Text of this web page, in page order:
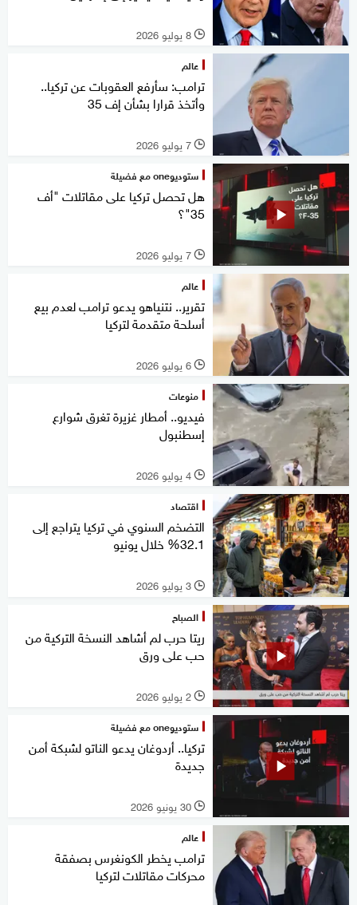
l 8 يوليو 2026
عالم
ترامب: سأرفع العقوبات عن تركيا..
وأتخذ قرارا بشأن إف 35
l 7 يوليو 2026
ستوديوone مع فضيلة
هل تحصل تركيا على مقاتلات "أف
35"؟
l 7 يوليو 2026
عالم
تقرير.. نتنياهو يدعو ترامب لعدم بيع
أسلحة متقدمة لتركيا
l 6 يوليو 2026
منوعات
فيديو.. أمطار غزيرة تغرق شوارع
إسطنبول
l 4 يوليو 2026
اقتصاد
التضخم السنوي في تركيا يتراجع إلى
32.1% خلال يونيو
l 3 يوليو 2026
الصباح
ريتا حرب لم أشاهد النسخة التركية من
حب على ورق
l 2 يوليو 2026
ستوديوone مع فضيلة
تركيا.. أردوغان يدعو الناتو لشبكة أمن
جديدة
l 30 يونيو 2026
عالم
ترامب يخطر الكونغرس بصفقة
محركات مقاتلات لتركيا